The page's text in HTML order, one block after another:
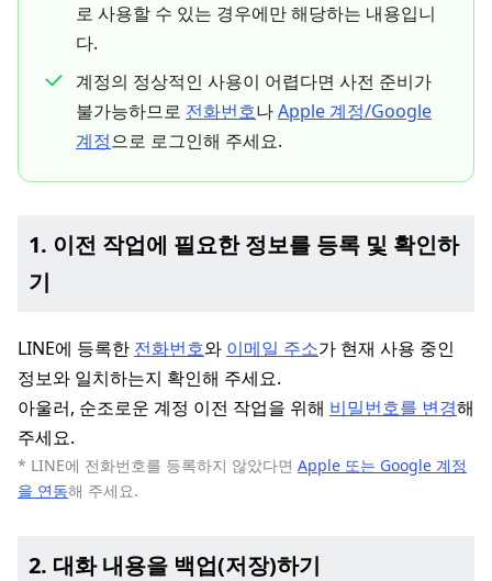
로 사용할 수 있는 경우에만 해당하는 내용입니
다.
계정의 정상적인 사용이 어렵다면 사전 준비가
불가능하므로 전화번호나Apple 계정/Google
계정으로 로그인해 주세요.
1. 이전 작업에 필요한 정보를 등록 및 확인하
기
LINE에 등록한 전화번호와 이메일 주소가 현재 사용 중인
정보와 일치하는지 확인해 주세요.
아울러, 순조로운 계정 이전 작업을 위해 비밀번호를 변경해
주세요.
* LINE에 전화번호를 등록하지 않았다면 Apple 또는 Google 계정
을 연동해 주세요.
2. 대화 내용을 백업(저장)하기